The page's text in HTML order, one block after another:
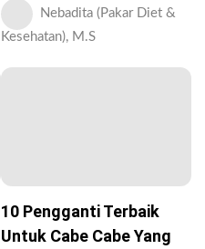
Nebadita (Pakar Diet &
Kesehatan), M.S
10 Pengganti Terbaik
Untuk Cabe Cabe Yang